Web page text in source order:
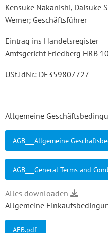
Kensuke Nakanishi, Daisuke
Werner; Geschäftsführer
Eintrag ins Handelsregister
Amtsgericht Friedberg HRB
USt.IdNr.: DE359807727
Allgemeine
AGB___Allgemeine
AGB___General Terms and
Alles downloaden
Allgemeine
AEB.pdf